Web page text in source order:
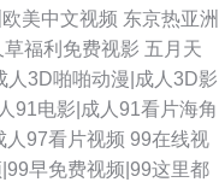
美中文视频 东京热亚洲
草福利免费视影 五月天
人3D啪啪动漫|成人3D影
91电影|成人91看片海角
人97看片视频 99在线视
早免费视频|99这里都